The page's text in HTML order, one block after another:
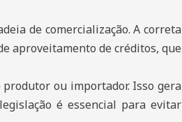
de comercialização. A correta
aproveitamento de créditos, que
ou importador. Isso gera
é essencial para evitar